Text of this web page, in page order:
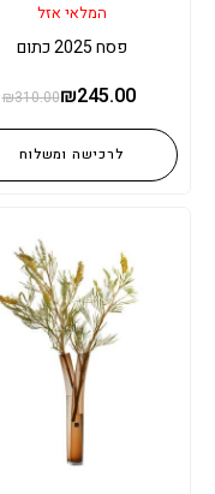
המלאי אזל
פסח 2025 כתום
₪310.00₪245.00
לרכישה ומשלוח